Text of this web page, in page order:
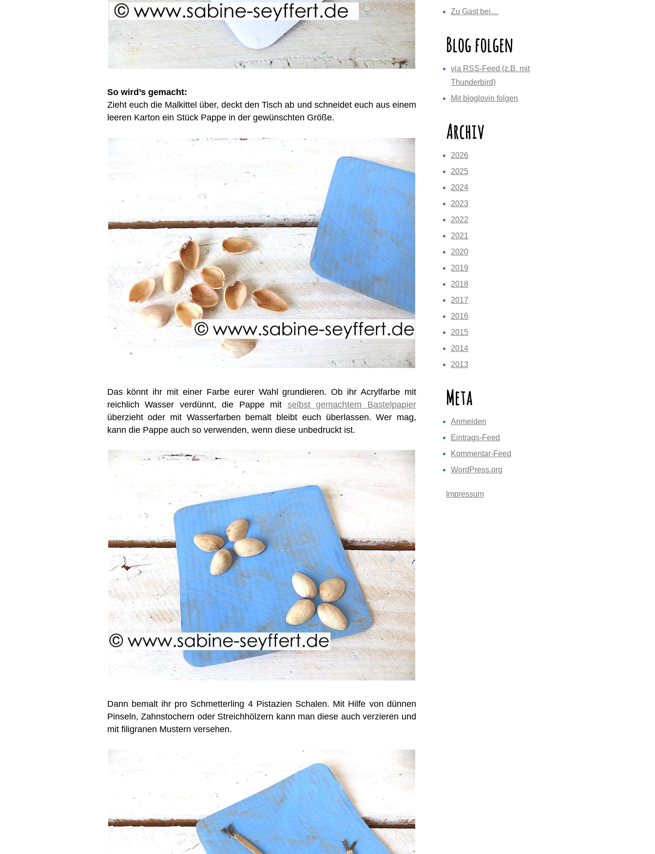
So wird’s gemacht:
Zieht euch die Malkittel über, deckt den Tisch ab und schneidet euch aus einem
leeren Karton ein Stück Pappe in der gewünschten Größe.
Das könnt ihr mit einer Farbe eurer Wahl grundieren. Ob ihr Acrylfarbe mit
reichlich Wasser verdünnt, die Pappe mit selbst gemachtem Bastelpapier
überzieht oder mit Wasserfarben bemalt bleibt euch überlassen. Wer mag,
kann die Pappe auch so verwenden, wenn diese unbedruckt ist.
Dann bemalt ihr pro Schmetterling 4 Pistazien Schalen. Mit Hilfe von dünnen
Pinseln, Zahnstochern oder Streichhölzern kann man diese auch verzieren und
mit filigranen Mustern versehen.
Zu Gast bei…
Blog folgen
via RSS-Feed (z.B. mit
Thunderbird)
Mit bloglovin folgen
Archiv
2026
2025
2024
2023
2022
2021
2020
2019
2018
2017
2016
2015
2014
2013
Meta
Anmelden
Eintrags-Feed
Kommentar-Feed
WordPress.org
Impressum